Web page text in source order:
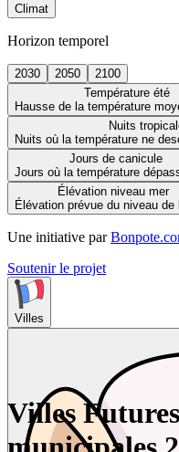
Climat
Horizon temporel
2030 2050
2100
Température été
Hausse de la température
Nuits
Nuits où la température ne
Jours de canicule
Jours où la température
Élévation niveau mer
Élévation prévue du niveau de
Une initiative par
Soutenir le projet
Villes
Villes